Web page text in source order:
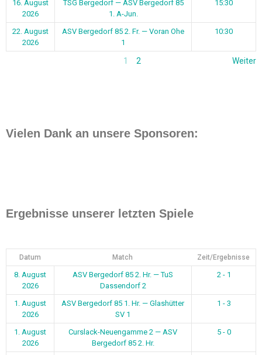
16. August
2026
TSG Bergedorf — ASV Bergedorf 85
1. A-Jun.
15:30
22. August
2026
ASV Bergedorf 85 2. Fr. — Voran Ohe
1
10:30
1 2 Weiter
Vielen Dank an unsere Sponsoren:
Ergebnisse unserer letzten Spiele
Datum Match Zeit/Ergebnisse
8. August
2026
ASV Bergedorf 85 2. Hr. — TuS
Dassendorf 2
2 - 1
1. August
2026
ASV Bergedorf 85 1. Hr. — Glashütter
SV 1
1 - 3
1. August
2026
Curslack-Neuengamme 2 — ASV
Bergedorf 85 2. Hr.
5 - 0